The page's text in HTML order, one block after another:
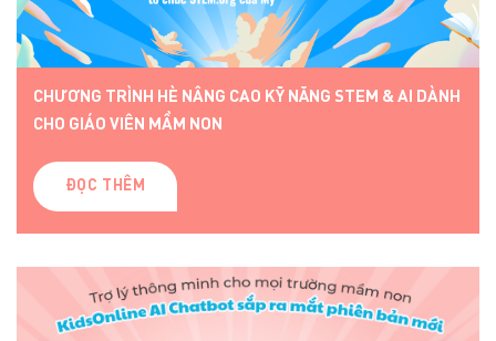
CHƯƠNG TRÌNH HÈ NÂNG CAO KỸ NĂNG STEM & AI DÀNH
CHO GIÁO VIÊN MẦM NON
ĐỌC THÊM